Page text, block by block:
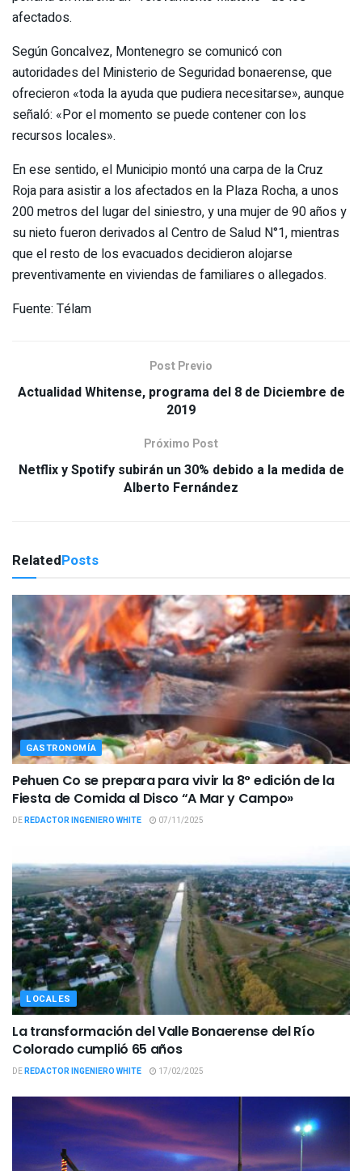
afectados.
Según Goncalvez, Montenegro se comunicó con
autoridades del Ministerio de Seguridad bonaerense, que
ofrecieron «toda la ayuda que pudiera necesitarse», aunque
señaló: «Por el momento se puede contener con los
recursos locales».
En ese sentido, el Municipio montó una carpa de la Cruz
Roja para asistir a los afectados en la Plaza Rocha, a unos
200 metros del lugar del siniestro, y una mujer de 90 años y
su nieto fueron derivados al Centro de Salud N°1, mientras
que el resto de los evacuados decidieron alojarse
preventivamente en viviendas de familiares o allegados.
Fuente: Télam
Post Previo
Actualidad Whitense, programa del 8 de Diciembre de
2019
Próximo Post
Netflix y Spotify subirán un 30% debido a la medida de
Alberto Fernández
RelatedPosts
GASTRONOMÍA
Pehuen Co se prepara para vivir la 8° edición de la
Fiesta de Comida al Disco “A Mar y Campo»
DEREDACTOR INGENIERO WHITE 07/11/2025
LOCALES
La transformación del Valle Bonaerense del Río
Colorado cumplió 65 años
DEREDACTOR INGENIERO WHITE 17/02/2025